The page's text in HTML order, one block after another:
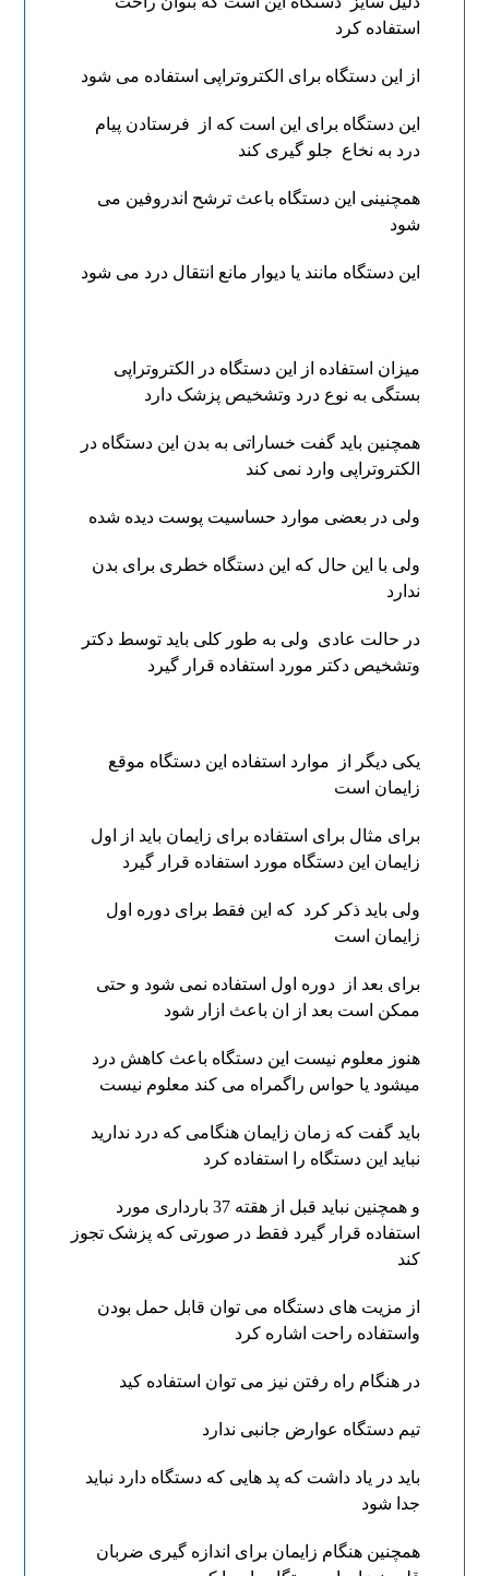
استفاده کرد
از این دستگاه برای الکتروتراپی استفاده می شود
این دستگاه برای این است که از فرستادن پیام
درد به نخاع جلو گیری کند
همچنینی این دستگاه باعث ترشح اندروفین می
شود
این دستگاه مانند یا دیوار مانع انتقال درد می شود
میزان استفاده از این دستگاه در الکتروتراپی
بستگی به نوع درد وتشخیص پزشک دارد
همچنین باید گفت خساراتی به بدن این دستگاه در
الکتروتراپی وارد نمی کند
ولی در بعضی موارد حساسیت پوست دیده شده
ولی با این حال که این دستگاه خطری برای بدن
ندارد
در حالت عادی ولی به طور کلی باید توسط دکتر
وتشخیص دکتر مورد استفاده قرار گیرد
یکی دیگر از موارد استفاده این دستگاه موقع
زایمان است
برای مثال برای استفاده برای زایمان باید از اول
زایمان این دستگاه مورد استفاده قرار گیرد
ولی باید ذکر کرد که این فقط برای دوره اول
زایمان است
برای بعد از دوره اول استفاده نمی شود و حتی
ممکن است بعد از ان باعث ازار شود
هنوز معلوم نیست این دستگاه باعث کاهش درد
میشود یا حواس راگمراه می کند معلوم نیست
باید گفت که زمان زایمان هنگامی که درد ندارید
نباید این دستگاه را استفاده کرد
و همچنین نباید قبل از هقته 37 بارداری مورد
استفاده قرار گیرد فقط در صورتی که پزشک تجوز
کند
از مزیت های دستگاه می توان قابل حمل بودن
واستفاده راحت اشاره کرد
در هنگام راه رفتن نیز می توان استفاده کید
تیم دستگاه عوارض جانبی ندارد
باید در یاد داشت که پد هایی که دستگاه دارد نباید
جدا شود
همچنین هنگام زایمان برای اندازه گیری ضربان